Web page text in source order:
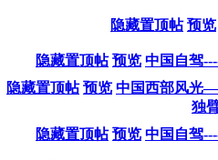
隐藏置顶帖 预览
隐藏置顶帖 预览 中国自驾
隐藏置顶帖 预览 中国西部风光
独
隐藏置顶帖 预览 中国自驾